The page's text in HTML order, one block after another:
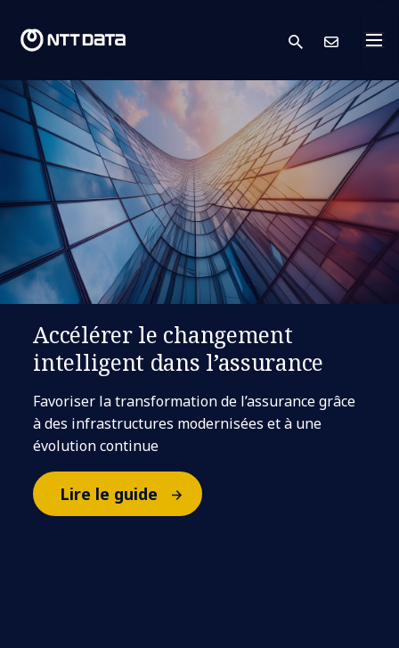
search
Accélérer le changement
intelligent dans l’assurance
Favoriser la transformation de l’assurance grâce
à des infrastructures modernisées et à une
évolution continue
Lire le guide